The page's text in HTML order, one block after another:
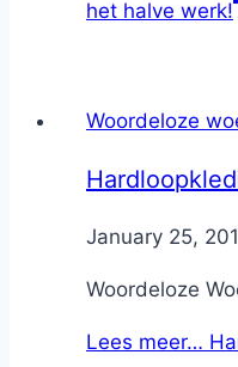
het halve werk!
Woordeloze
ByNicole
January 25,
Woordeloze
Lees meer…